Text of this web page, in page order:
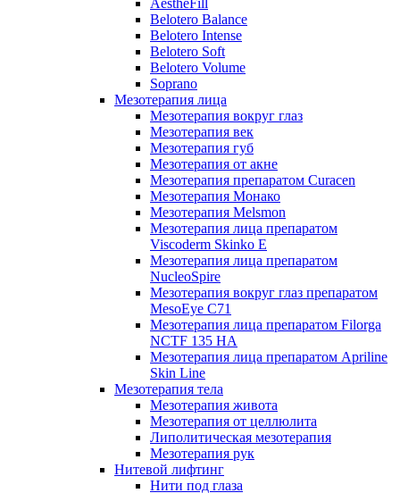
AestheFill
Belotero Balance
Belotero Intense
Belotero Soft
Belotero Volume
Soprano
Мезотерапия лица
Мезотерапия вокруг глаз
Мезотерапия век
Мезотерапия губ
Мезотерапия от акне
Мезотерапия препаратом Curacen
Мезотерапия Монако
Мезотерапия Melsmon
Мезотерапия лица препаратом
Viscoderm Skinko E
Мезотерапия лица препаратом
NucleoSpire
Мезотерапия вокруг глаз препаратом
MesoEye С71
Мезотерапия лица препаратом Filorga
NCTF 135 HA
Мезотерапия лица препаратом Apriline
Skin Line
Мезотерапия тела
Мезотерапия живота
Мезотерапия от целлюлита
Липолитическая мезотерапия
Мезотерапия рук
Нитевой лифтинг
Нити под глаза